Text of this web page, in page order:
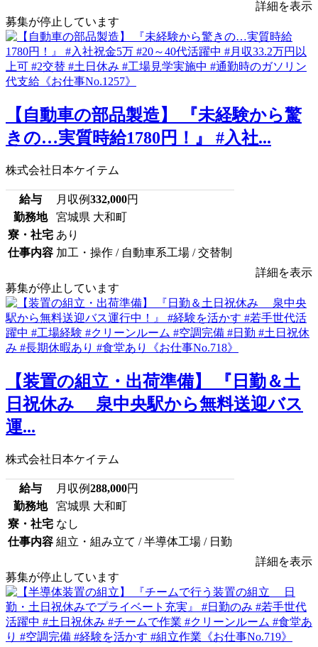
詳細を表示
募集が停止しています
【自動車の部品製造】 『未経験から驚
きの…実質時給1780円！』 #入社...
株式会社日本ケイテム
給与 月収例332,000円
勤務地
宮城県 大和町
寮・社宅 あり
仕事内容 加工・操作 / 自動車系工場 / 交替制
詳細を表示
募集が停止しています
【装置の組立・出荷準備】 『日勤＆土
日祝休み 泉中央駅から無料送迎バス
運...
株式会社日本ケイテム
給与 月収例288,000円
勤務地
宮城県 大和町
寮・社宅 なし
仕事内容 組立・組み立て / 半導体工場 / 日勤
詳細を表示
募集が停止しています